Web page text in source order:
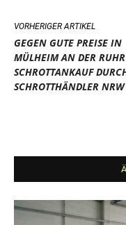
VORHERIGER ARTIKEL
GEGEN GUTE PREISE IN
MÜLHEIM AN DER RUHR
SCHROTTANKAUF
SCHROTTHÄNDLER NRW